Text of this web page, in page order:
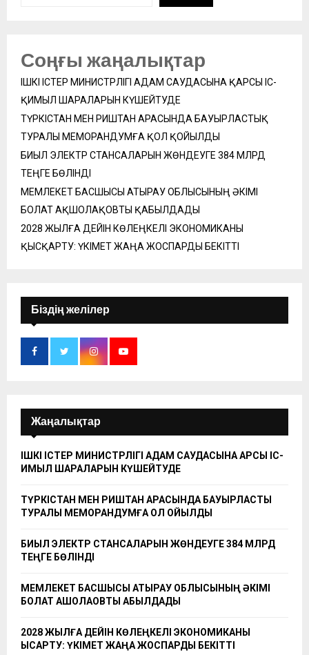
Соңғы жаңалықтар
ІШКІ ІСТЕР МИНИСТРЛІГІ АДАМ САУДАСЫНА ҚАРСЫ ІС-
ҚИМЫЛ ШАРАЛАРЫН КҮШЕЙТУДЕ
ТҮРКІСТАН МЕН РИШТАН АРАСЫНДА БАУЫРЛАСТЫҚ
ТУРАЛЫ МЕМОРАНДУМҒА ҚОЛ ҚОЙЫЛДЫ
БИЫЛ ЭЛЕКТР СТАНСАЛАРЫН ЖӨНДЕУГЕ 384 МЛРД
ТЕҢГЕ БӨЛІНДІ
МЕМЛЕКЕТ БАСШЫСЫ АТЫРАУ ОБЛЫСЫНЫҢ ӘКІМІ
БОЛАТ АҚШОЛАҚОВТЫ ҚАБЫЛДАДЫ
2028 ЖЫЛҒА ДЕЙІН КӨЛЕҢКЕЛІ ЭКОНОМИКАНЫ
ҚЫСҚАРТУ: ҮКІМЕТ ЖАҢА ЖОСПАРДЫ БЕКІТТІ
Біздің желілер
Жаңалықтар
ІШКІ ІСТЕР МИНИСТРЛІГІ АДАМ САУДАСЫНА ҚАРСЫ ІС-
ҚИМЫЛ ШАРАЛАРЫН КҮШЕЙТУДЕ
ТҮРКІСТАН МЕН РИШТАН АРАСЫНДА БАУЫРЛАСТЫҚ
ТУРАЛЫ МЕМОРАНДУМҒА ҚОЛ ҚОЙЫЛДЫ
БИЫЛ ЭЛЕКТР СТАНСАЛАРЫН ЖӨНДЕУГЕ 384 МЛРД
ТЕҢГЕ БӨЛІНДІ
МЕМЛЕКЕТ БАСШЫСЫ АТЫРАУ ОБЛЫСЫНЫҢ ӘКІМІ
БОЛАТ АҚШОЛАҚОВТЫ ҚАБЫЛДАДЫ
2028 ЖЫЛҒА ДЕЙІН КӨЛЕҢКЕЛІ ЭКОНОМИКАНЫ
ҚЫСҚАРТУ: ҮКІМЕТ ЖАҢА ЖОСПАРДЫ БЕКІТТІ